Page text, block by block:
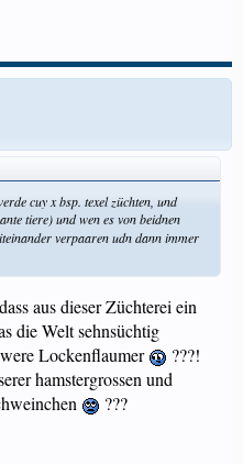
cuy x bsp. texel züchten, und
tiere) und wen es von beidnen
verpaaren udn dann immer
aus dieser Züchterei ein
die Welt sehnsüchtig
Lockenflaumer
???!
hamstergrossen und
???